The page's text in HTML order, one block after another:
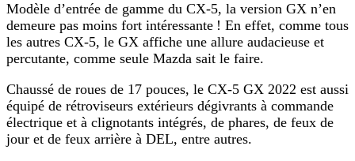
Modèle d’entrée de gamme du CX-5, la version GX n’en
demeure pas moins fort intéressante ! En effet, comme tous
les autres CX-5, le GX affiche une allure audacieuse et
percutante, comme seule Mazda sait le faire.
Chaussé de roues de 17 pouces, le CX-5 GX 2022 est aussi
équipé de rétroviseurs extérieurs dégivrants à commande
électrique et à clignotants intégrés, de phares, de feux de
jour et de feux arrière à DEL, entre autres.